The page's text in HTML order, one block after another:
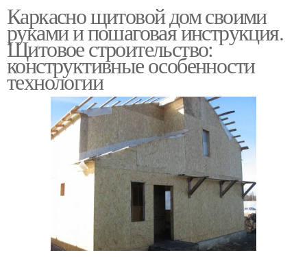
Каркасно щитовой дом своими
руками и пошаговая инструкция.
Щитовое строительство:
конструктивные особенности
технологии